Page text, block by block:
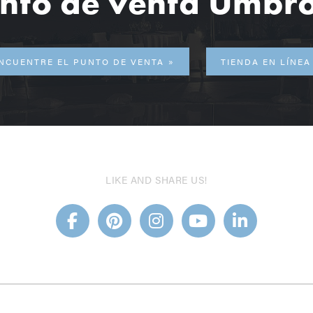
EL PUNTO DE VENTA TIENDA EN LÍNEA
LIKE AND SHARE US!